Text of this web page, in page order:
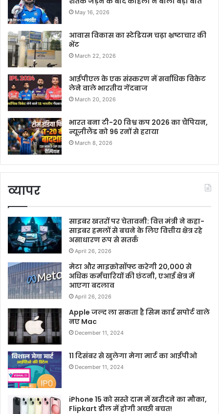
May 16, 2026
आवास विकास का स्टेडियम चढ़ा भ्रष्टाचार की
भेंट
March 22, 2026
आईपीएल के एक संस्करण में सर्वाधिक विकेट
लेने वाले भारतीय गेंदबाज
March 20, 2026
भारत बना टी-20 विश्व कप 2026 का चैंपियन,
न्यूज़ीलैंड को 96 रनों से हराया
March 8, 2026
व्यापर
साइबर खतरों पर चेतावनी: वित्त मंत्री ने कहा-
साइबर हमलों से बचने के लिए वित्तीय क्षेत्र रहे
असाधारण रूप से सतर्क
April 26, 2026
मेटा और माइक्रोसॉफ्ट करेगी 20,000 से
अधिक कर्मचारियों की छंटनी, एआई क्षेत्र में
आएगा बदलाव
April 26, 2026
Apple जल्द ला सकता है सिम कार्ड सपोर्ट वाले
नए Mac
December 11, 2024
11 दिसंबर से खुलेगा मेगा मार्ट का आईपीओ
December 11, 2024
iPhone 15 को सस्ते दाम में खरीदने का मौका,
Flipkart डील में होगी अच्छी बचत!